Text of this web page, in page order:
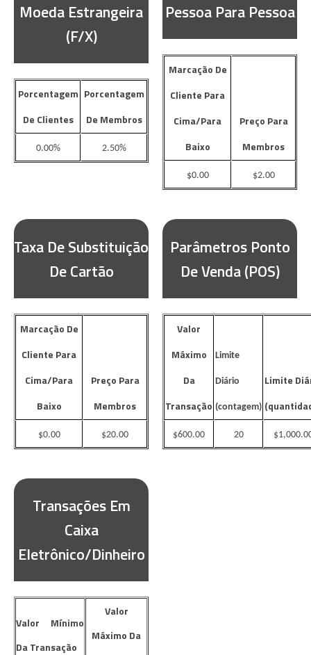
Moeda Estrangeira
(F/X)
Porcentagem
De Clientes
Porcentagem
De Membros
0.00% 2.50%
Pessoa Para Pessoa
Marcação De
Cliente Para
Cima/Para
Baixo
Preço Para
Membros
$0.00 $2.00
Taxa De Substituição
De Cartão
Marcação De
Cliente Para
Cima/Para
Baixo
Preço Para
Membros
$0.00 $20.00
Parâmetros Ponto
De Venda (POS)
Valor
Máximo
Da
Transação
Limite
Diário
(contagem)
Limite
$600.00 20
Transações Em
Caixa
Eletrônico/Dinheiro
Valor Mínimo
Da Transação
Valor
Máximo Da